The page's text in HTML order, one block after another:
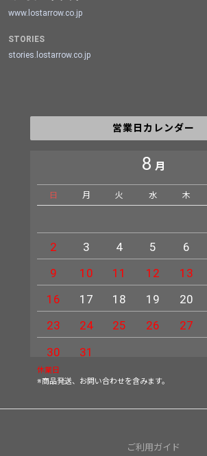
www.lostarrow.co.jp
STORIES
stories.lostarrow.co.jp
営業日カレンダー
8 月
日 月 火 水 木
2
3 4 5 6
9
10 11 12 13
16
17 18 19 20
23
24 25 26 27
30
31
休業日
※商品発送、お問い合わせを含みます。
ご利用ガイド